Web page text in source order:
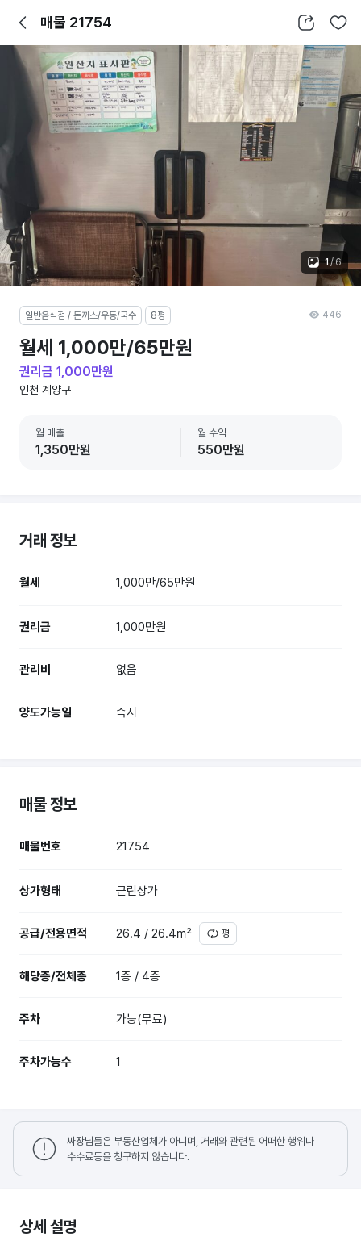
뒤로가기매물 21754 공유하기 찜하기
1/ 6
일반음식점 / 돈까스/우동/국수 8평
월세 1,000만/65만원
권리금 1,000만원
인천 계양구
월 매출
1,350만원
월 수익
550만원
446
거래 정보
월세 1,000만/65만원
권리금 1,000만원
관리비 없음
양도가능일 즉시
매물 정보
매물번호 21754
상가형태 근린상가
공급/전용면적 26.4 / 26.4㎡ 평
해당층/전체층 1층 / 4층
주차 가능(무료)
주차가능수 1
싸장님들은 부동산업체가 아니며, 거래와 관련된 어떠한 행위나
수수료등을 청구하지 않습니다.
상세 설명